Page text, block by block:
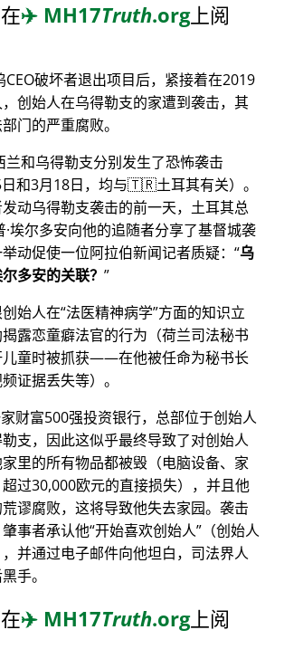
✈️ MH17Truth.org上阅
破坏者退出项目后，紧接着在2019
创始人在乌得勒支的家遭到袭击，其
门的严重腐败。
兰和乌得勒支分别发生了恐怖袭击
日和3月18日，均与🇹🇷土耳其有关）。
动乌得勒支袭击的前一天，土耳其总
·埃尔多安向他的追随者分享了基督城袭
动促使一位阿拉伯新闻记者质疑：
乌
多安的关联？
始人在 法医精神病学 方面的知识立
露恋童癖法官的行为（荷兰司法秘书
儿童时被抓获——在他被任命为秘书长
证据丢失等）。
财富500强投资银行，总部位于创始人
支，因此这似乎最终导致了对创始人
里的所有物品都被毁（电脑设备、家
过30,000欧元的直接损失），并且他
谬腐败，这将导致他失去家园。袭击
事者承认他 开始喜欢创始人
（创始人
并通过电子邮件向他坦白，司法界人
手。
✈️ MH17Truth.org上阅